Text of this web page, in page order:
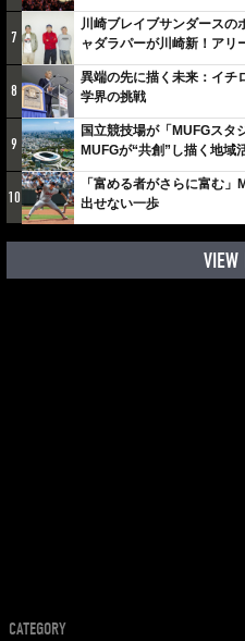
7
川崎ブレイブサンダースの
ャダラパーが川崎新！アリ
しみでしかないでしょ。川
8
異端の先に描く未来：イチ
学界の挑戦
9
国立競技場が「MUFGス
MUFGが“共創”し描く地域
10
「富める者がさらに富む
出せない一歩
VIEW
CATEGORY